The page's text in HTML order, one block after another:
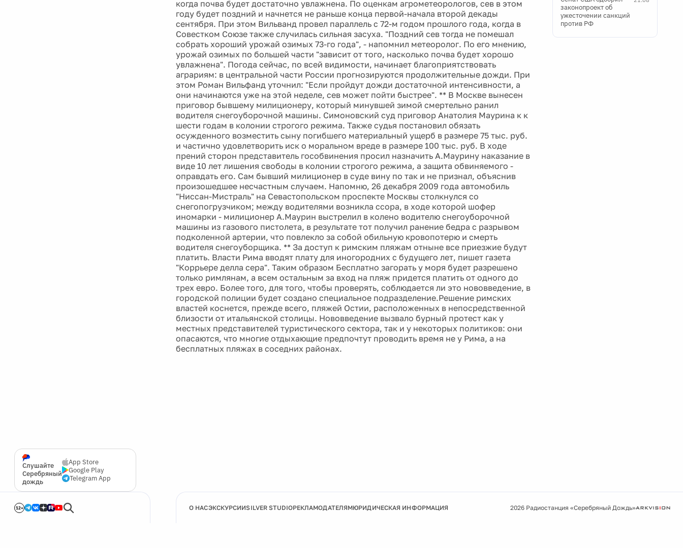
Слушайте
Серебряный
дождь
App Store
Google Play
Telegram App
12+
когда почва будет достаточно увлажнена. По оценкам агрометеорологов, сев в этом
году будет поздний и начнется не раньше конца первой-начала второй декады
сентября. При этом Вильванд провел параллель с 72-м годом прошлого года, когда в
Совестком Союзе также случилась сильная засуха. "Поздний сев тогда не помешал
собрать хороший урожай озимых 73-го года", - напомнил метеоролог. По его мнению,
урожай озимых по большей части "зависит от того, насколько почва будет хорошо
увлажнена". Погода сейчас, по всей видимости, начинает благоприятствовать
аграриям: в центральной части России прогнозируются продолжительные дожди. При
этом Роман Вильфанд уточнил: "Если пройдут дожди достаточной интенсивности, а
они начинаются уже на этой неделе, сев может пойти быстрее". ** В Москве вынесен
приговор бывшему милиционеру, который минувшей зимой смертельно ранил
водителя снегоуборочной машины. Симоновский суд приговор Анатолия Маурина к к
шести годам в колонии строгого режима. Также судья постановил обязать
осужденного возместить сыну погибшего материальный ущерб в размере 75 тыс. руб.
и частично удовлетворить иск о моральном вреде в размере 100 тыс. руб. В ходе
прений сторон представитель гособвинения просил назначить А.Маурину наказание в
виде 10 лет лишения свободы в колонии строгого режима, а защита обвиняемого -
оправдать его. Сам бывший милиционер в суде вину по так и не признал, объяснив
произошедшее несчастным случаем. Напомню, 26 декабря 2009 года автомобиль
"Ниссан-Мистраль" на Севастопольском проспекте Москвы столкнулся со
снегопогрузчиком; между водителями возникла ссора, в ходе которой шофер
иномарки - милиционер А.Маурин выстрелил в колено водителю снегоуборочной
машины из газового пистолета, в результате тот получил ранение бедра с разрывом
подколенной артерии, что повлекло за собой обильную кровопотерю и смерть
водителя снегоуборщика. ** За доступ к римским пляжам отныне все приезжие будут
платить. Власти Рима вводят плату для иногородних с будущего лет, пишет газета
"Коррьере делла сера". Таким образом Бесплатно загорать у моря будет разрешено
только римлянам, а всем остальным за вход на пляж придется платить от одного до
трех евро. Более того, для того, чтобы проверять, соблюдается ли это нововведение, в
городской полиции будет создано специальное подразделение.Решение римских
властей коснется, прежде всего, пляжей Остии, расположенных в непосредственной
близости от итальянской столицы. Нововведение вызвало бурный протест как у
местных представителей туристического сектора, так и у некоторых политиков: они
опасаются, что многие отдыхающие предпочтут проводить время не у Рима, а на
бесплатных пляжах в соседних районах.
законопроект об
ужесточении санкций
против РФ
О НАСЭКСКУРСИИSILVER STUDIOРЕКЛАМОДАТЕЛЯМЮРИДИЧЕСКАЯ ИНФОРМАЦИЯ 2026 Радиостанция «Серебряный Дождь»